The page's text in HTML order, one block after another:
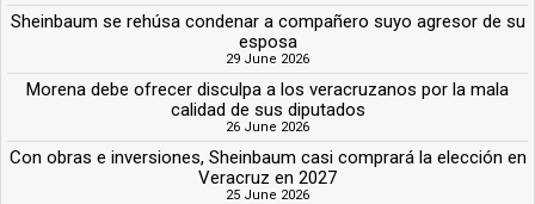
Sheinbaum se rehúsa condenar a compañero suyo agresor de su
esposa
29 June 2026
Morena debe ofrecer disculpa a los veracruzanos por la mala
calidad de sus diputados
26 June 2026
Con obras e inversiones, Sheinbaum casi comprará la elección en
Veracruz en 2027
25 June 2026